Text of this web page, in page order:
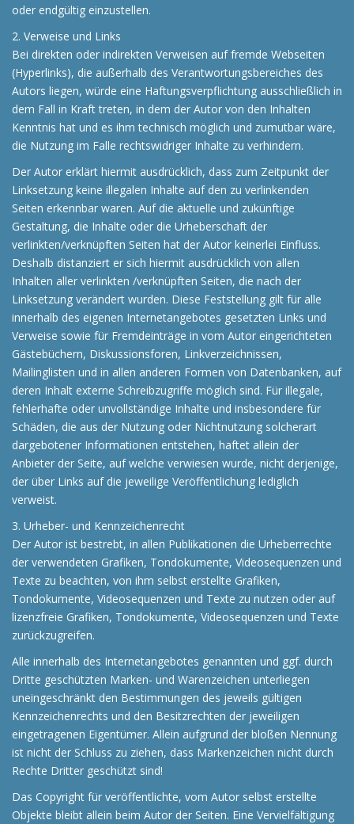
oder endgültig einzustellen.
2. Verweise und Links
Bei direkten oder indirekten Verweisen auf fremde Webseiten
(Hyperlinks), die außerhalb des Verantwortungsbereiches des
Autors liegen, würde eine Haftungsverpflichtung ausschließlich in
dem Fall in Kraft treten, in dem der Autor von den Inhalten
Kenntnis hat und es ihm technisch möglich und zumutbar wäre,
die Nutzung im Falle rechtswidriger Inhalte zu verhindern.
Der Autor erklärt hiermit ausdrücklich, dass zum Zeitpunkt der
Linksetzung keine illegalen Inhalte auf den zu verlinkenden
Seiten erkennbar waren. Auf die aktuelle und zukünftige
Gestaltung, die Inhalte oder die Urheberschaft der
verlinkten/verknüpften Seiten hat der Autor keinerlei Einfluss.
Deshalb distanziert er sich hiermit ausdrücklich von allen
Inhalten aller verlinkten /verknüpften Seiten, die nach der
Linksetzung verändert wurden. Diese Feststellung gilt für alle
innerhalb des eigenen Internetangebotes gesetzten Links und
Verweise sowie für Fremdeinträge in vom Autor eingerichteten
Gästebüchern, Diskussionsforen, Linkverzeichnissen,
Mailinglisten und in allen anderen Formen von Datenbanken, auf
deren Inhalt externe Schreibzugriffe möglich sind. Für illegale,
fehlerhafte oder unvollständige Inhalte und insbesondere für
Schäden, die aus der Nutzung oder Nichtnutzung solcherart
dargebotener Informationen entstehen, haftet allein der
Anbieter der Seite, auf welche verwiesen wurde, nicht derjenige,
der über Links auf die jeweilige Veröffentlichung lediglich
verweist.
3. Urheber- und Kennzeichenrecht
Der Autor ist bestrebt, in allen Publikationen die Urheberrechte
der verwendeten Grafiken, Tondokumente, Videosequenzen und
Texte zu beachten, von ihm selbst erstellte Grafiken,
Tondokumente, Videosequenzen und Texte zu nutzen oder auf
lizenzfreie Grafiken, Tondokumente, Videosequenzen und Texte
zurückzugreifen.
Alle innerhalb des Internetangebotes genannten und ggf. durch
Dritte geschützten Marken- und Warenzeichen unterliegen
uneingeschränkt den Bestimmungen des jeweils gültigen
Kennzeichenrechts und den Besitzrechten der jeweiligen
eingetragenen Eigentümer. Allein aufgrund der bloßen Nennung
ist nicht der Schluss zu ziehen, dass Markenzeichen nicht durch
Rechte Dritter geschützt sind!
Das Copyright für veröffentlichte, vom Autor selbst erstellte
Objekte bleibt allein beim Autor der Seiten. Eine Vervielfältigung